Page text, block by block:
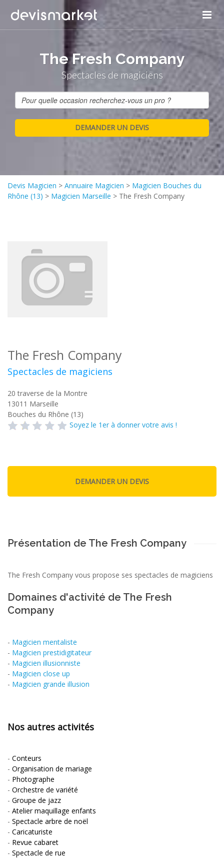
The Fresh Company
Spectacles de magiciens
Devis Magicien > Annuaire Magicien > Magicien Bouches du
Rhône (13) > Magicien Marseille > The Fresh Company
The Fresh Company
Spectacles de magiciens
20 traverse de la Montre
13011 Marseille
Bouches du Rhône (13)
Soyez le 1er à donner votre avis !
Présentation de The Fresh Company
The Fresh Company vous propose ses spectacles de magiciens
Domaines d'activité de The Fresh
Company
- Magicien mentaliste
- Magicien prestidigitateur
- Magicien illusionniste
- Magicien close up
- Magicien grande illusion
Nos autres activités
- Conteurs
- Organisation de mariage
- Photographe
- Orchestre de variété
- Groupe de jazz
- Atelier maquillage enfants
- Spectacle arbre de noël
- Caricaturiste
- Revue cabaret
- Spectacle de rue